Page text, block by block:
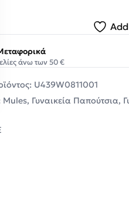
άνω των 50 €
U439W0811001
Mules, Γυναικεία Παπούτσια,